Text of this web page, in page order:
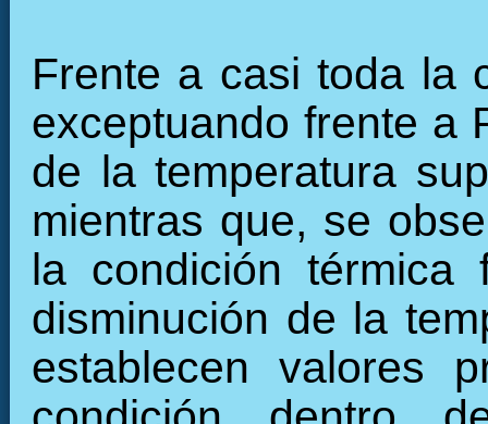
Frente a casi toda la
exceptuando frente a
de la temperatura
mientras que, se
la condición
disminución de la
establecen valores